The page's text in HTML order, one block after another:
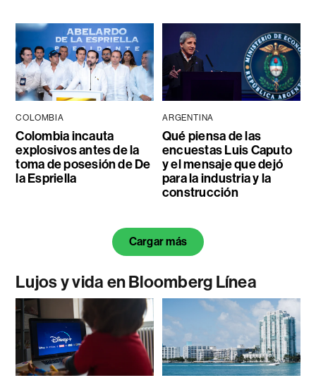
COLOMBIA
Colombia incauta
explosivos antes de la
toma de posesión de De
la Espriella
ARGENTINA
Qué piensa de las
encuestas Luis Caputo
y el mensaje que dejó
para la industria y la
construcción
Cargar más
Lujos y vida en Bloomberg Línea